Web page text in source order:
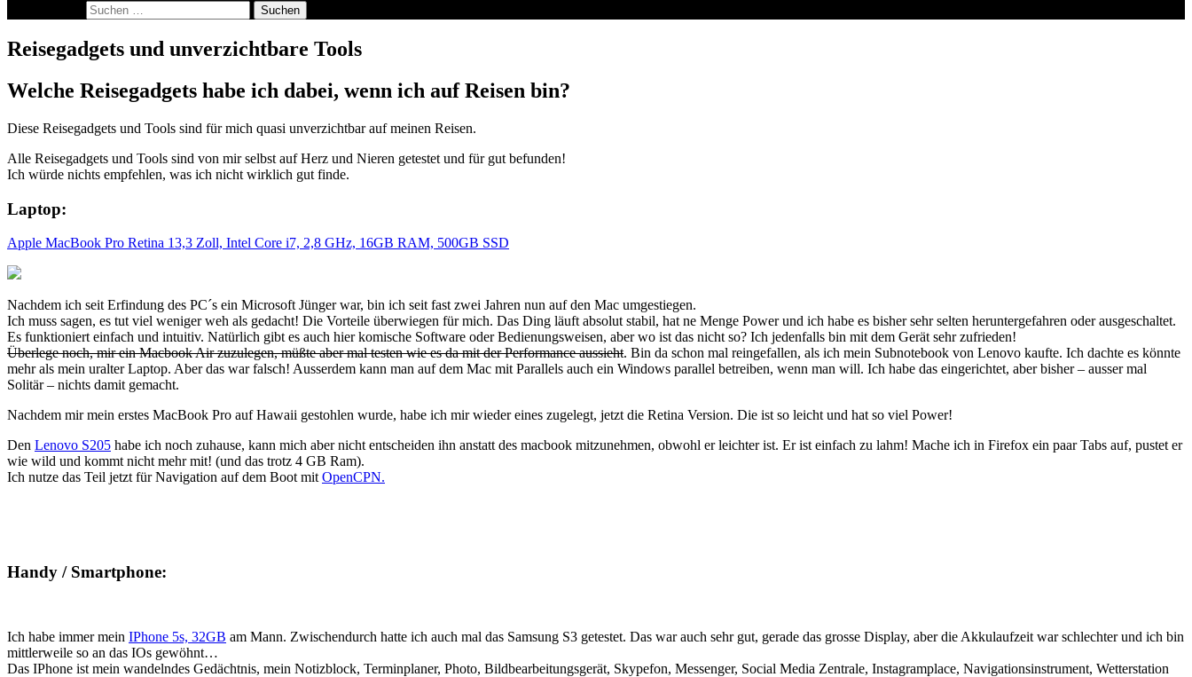
Reisegadgets und unverzichtbare Tools
Welche Reisegadgets habe ich dabei, wenn ich auf Reisen bin?
Diese Reisegadgets und Tools sind für mich quasi unverzichtbar auf meinen Reisen.
Alle Reisegadgets und Tools sind von mir selbst auf Herz und Nieren getestet und für gut befunden!
Ich würde nichts empfehlen, was ich nicht wirklich gut finde.
Laptop:
Apple MacBook Pro Retina 13,3 Zoll, Intel Core i7, 2,8 GHz, 16GB RAM, 500GB SSD
Nachdem ich seit Erfindung des PC´s ein Microsoft Jünger war, bin ich seit fast zwei Jahren nun auf den Mac umgestiegen.
Ich muss sagen, es tut viel weniger weh als gedacht! Die Vorteile überwiegen für mich. Das Ding läuft absolut stabil, hat ne Menge Power und ich habe es bisher sehr selten heruntergefahren oder ausgeschaltet.
Es funktioniert einfach und intuitiv. Natürlich gibt es auch hier komische Software oder Bedienungsweisen, aber wo ist das nicht so? Ich jedenfalls bin mit dem Gerät sehr zufrieden!
Überlege noch, mir ein Macbook Air zuzulegen, müßte aber mal testen wie es da mit der Performance aussieht. Bin da schon mal reingefallen, als ich mein Subnotebook von Lenovo kaufte. Ich dachte es könnte
mehr als mein uralter Laptop. Aber das war falsch! Ausserdem kann man auf dem Mac mit Parallels auch ein Windows parallel betreiben, wenn man will. Ich habe das eingerichtet, aber bisher – ausser mal
Solitär – nichts damit gemacht.
Nachdem mir mein erstes MacBook Pro auf Hawaii gestohlen wurde, habe ich mir wieder eines zugelegt, jetzt die Retina Version. Die ist so leicht und hat so viel Power!
Den Lenovo S205 habe ich noch zuhause, kann mich aber nicht entscheiden ihn anstatt des macbook mitzunehmen, obwohl er leichter ist. Er ist einfach zu lahm! Mache ich in Firefox ein paar Tabs auf, pustet er
wie wild und kommt nicht mehr mit! (und das trotz 4 GB Ram).
Ich nutze das Teil jetzt für Navigation auf dem Boot mit OpenCPN.
Handy / Smartphone:
Ich habe immer mein IPhone 5s, 32GB am Mann. Zwischendurch hatte ich auch mal das Samsung S3 getestet. Das war auch sehr gut, gerade das grosse Display, aber die Akkulaufzeit war schlechter und ich bin
mittlerweile so an das IOs gewöhnt…
Das IPhone ist mein wandelndes Gedächtnis, mein Notizblock, Terminplaner, Photo, Bildbearbeitungsgerät, Skypefon, Messenger, Social Media Zentrale, Instagramplace, Navigationsinstrument, Wetterstation